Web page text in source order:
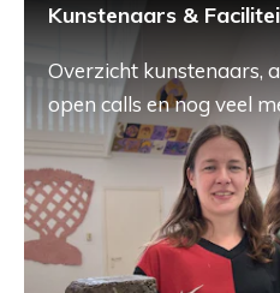
Kunstenaars &
Overzicht kunstenaars,
open calls en nog veel